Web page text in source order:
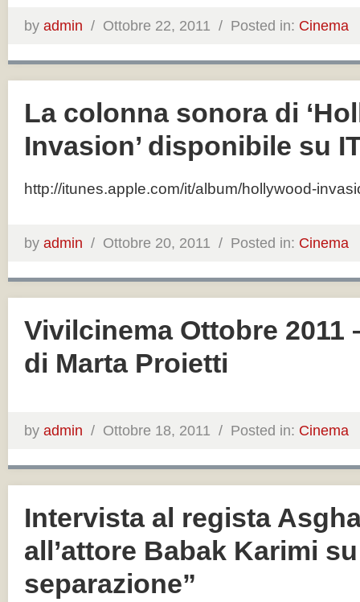
by admin / Ottobre 22, 2011 / Posted in: Cinema
La colonna sonora di
Invasion’ disponibile su
http://itunes.apple.com/it/album/hollywood-
by admin / Ottobre 20, 2011 / Posted in: Cinema
Vivilcinema Ottobre 2011
di Marta Proietti
by admin / Ottobre 18, 2011 / Posted in: Cinema
Intervista al regista
all’attore Babak Karimi
separazione”